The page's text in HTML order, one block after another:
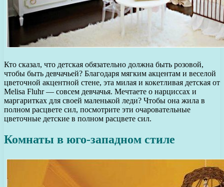
Кто сказал, что детская обязательно должна быть розовой,
чтобы быть девчачьей? Благодаря мягким акцентам и веселой
цветочной акцентной стене, эта милая и кокетливая детская от
Melisa Fluhr — совсем девчачья. Мечтаете о нарциссах и
маргаритках для своей маленькой леди? Чтобы она жила в
полном расцвете сил, посмотрите эти очаровательные
цветочные детские в полном расцвете сил.
Комнаты в юго-западном стиле